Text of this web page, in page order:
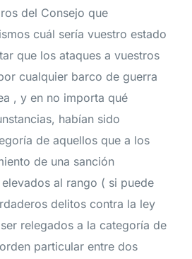
del Consejo que
cuál sería vuestro estado
que los ataques a vuestros
cualquier barco de guerra
, y en no importa qué
habían sido
de aquellos que a los
de una sanción
al rango ( si puede
delitos contra la ley
relegados a la categoría de
particular entre dos